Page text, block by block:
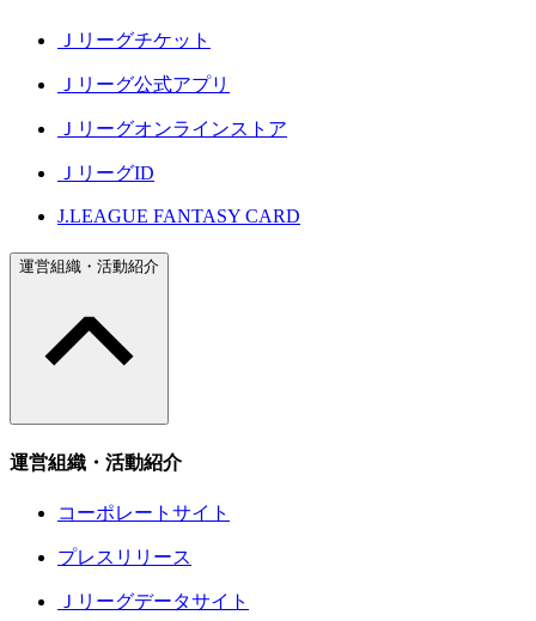
Ｊリーグチケット
Ｊリーグ公式アプリ
Ｊリーグオンラインストア
ＪリーグID
J.LEAGUE FANTASY CARD
運営組織・活動紹介
運営組織・活動紹介
コーポレートサイト
プレスリリース
Ｊリーグデータサイト